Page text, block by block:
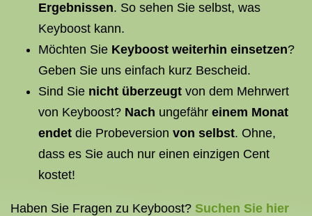
Ergebnissen. So sehen Sie selbst, was
Keyboost kann.
Möchten Sie Keyboost weiterhin einsetzen?
Geben Sie uns einfach kurz Bescheid.
Sind Sie nicht überzeugt von dem Mehrwert
von Keyboost? Nach ungefähr einem Monat
endet die Probeversion von selbst. Ohne,
dass es Sie auch nur einen einzigen Cent
kostet!
Haben Sie Fragen zu Keyboost? Suchen Sie hier